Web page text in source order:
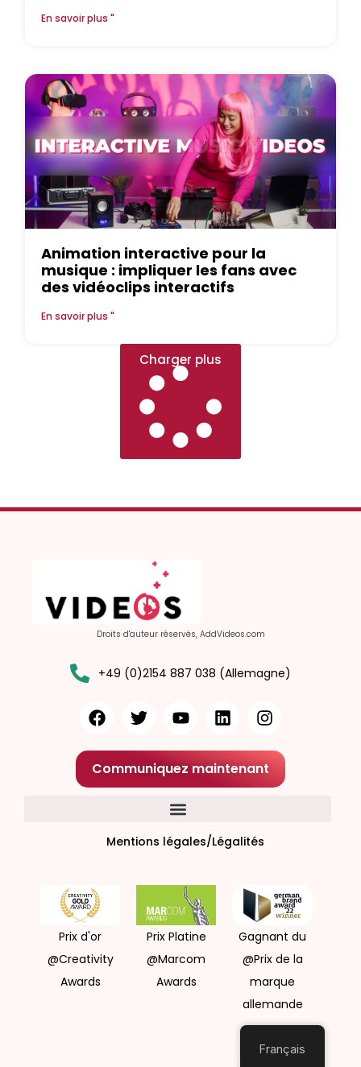
En savoir plus "
Animation interactive pour la
musique : impliquer les fans avec
des vidéoclips interactifs
En savoir plus "
Charger plus
Droits d'auteur réservés, AddVideos.com
+49 (0)2154 887 038 (Allemagne)
Communiquez maintenant
Mentions légales/Légalités
Prix d'or
@Creativity
Awards
Prix Platine
@Marcom
Awards
Gagnant du
@Prix de la
marque
allemande
Français